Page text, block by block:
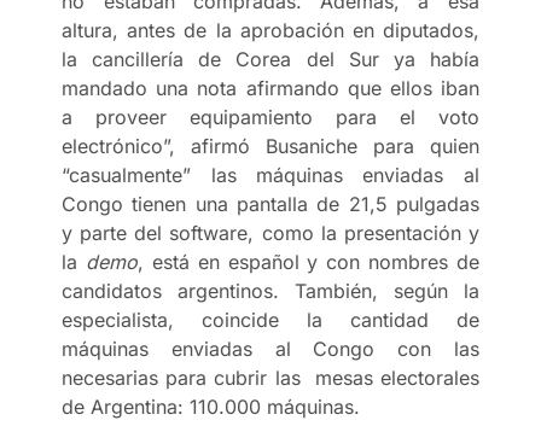
altura, antes de la aprobación en diputados,
la cancillería de Corea del Sur ya había
mandado una nota afirmando que ellos iban
a proveer equipamiento para el voto
electrónico”, afirmó Busaniche para quien
“casualmente” las máquinas enviadas al
Congo tienen una pantalla de 21,5 pulgadas
y parte del software, como la presentación y
la demo, está en español y con nombres de
candidatos argentinos. También, según la
especialista, coincide la cantidad de
máquinas enviadas al Congo con las
necesarias para cubrir las mesas electorales
de Argentina: 110.000 máquinas.